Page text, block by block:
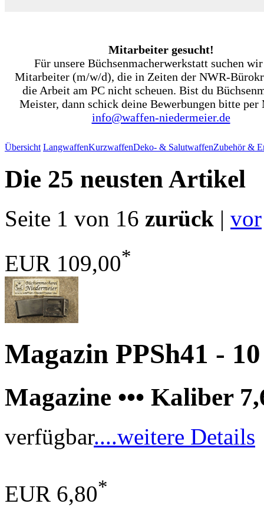
Mitarbeiter gesucht!
Für unsere Büchsenmacherwerkstatt suchen wir
Mitarbeiter (m/w/d), die in Zeiten der NWR-
die Arbeit am PC nicht scheuen. Bist du
Meister, dann schick deine Bewerbungen bitte
info@waffen-niedermeier.de
Übersicht LangwaffenKurzwaffenDeko- & SalutwaffenZubehör &
Die 25 neusten Artikel
Seite 1 von 16 zurück | vor
EUR 109,00*
Magazin PPSh41 - 10
Magazine ••• Kaliber
verfügbar....weitere Details
EUR 6,80*